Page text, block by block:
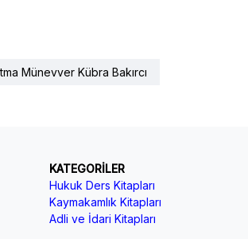
Münevver Kübra Bakırcı
KATEGORİLER
Hukuk Ders Kitapları
Kaymakamlık Kitapları
Adli ve İdari Kitapları